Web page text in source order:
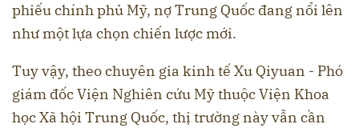
phiếu chính phủ Mỹ, nợ Trung Quốc đang nổi lên
như một lựa chọn chiến lược mới.
Tuy vậy, theo chuyên gia kinh tế Xu Qiyuan - Phó
giám đốc Viện Nghiên cứu Mỹ thuộc Viện Khoa
học Xã hội Trung Quốc, thị trường này vẫn cần